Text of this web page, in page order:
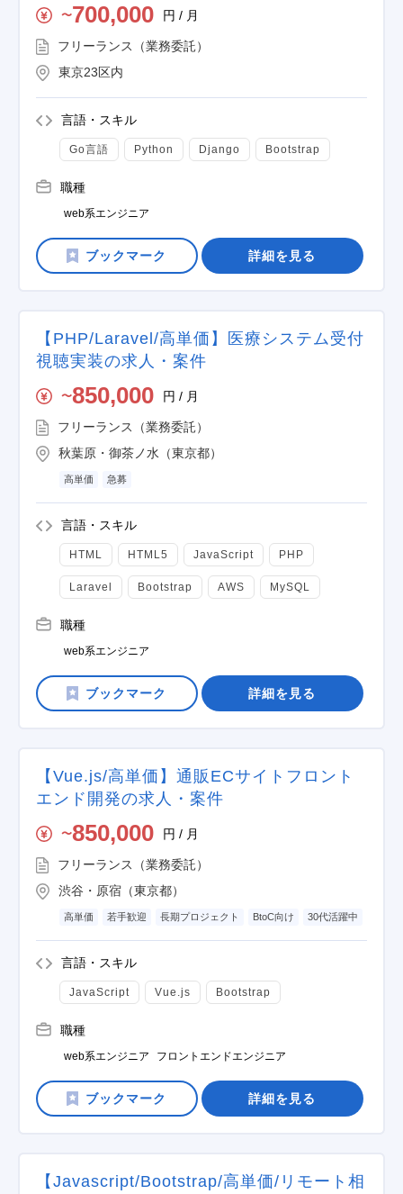
〜700,000 円 / 月
フリーランス（業務委託）
東京23区内
言語・スキル
Go言語 Python Django Bootstrap
職種
web系エンジニア
詳細を見る
【PHP/Laravel/高単価】医療システム受付
視聴実装の求人・案件
〜850,000 円 / 月
フリーランス（業務委託）
秋葉原・御茶ノ水（東京都）
高単価 急募
言語・スキル
HTML HTML5 JavaScript PHP
Laravel Bootstrap AWS MySQL
職種
web系エンジニア
詳細を見る
【Vue.js/高単価】通販ECサイトフロント
エンド開発の求人・案件
〜850,000 円 / 月
フリーランス（業務委託）
渋谷・原宿（東京都）
高単価 若手歓迎 長期プロジェクト BtoC向け 30代活躍中
言語・スキル
JavaScript Vue.js Bootstrap
職種
web系エンジニア フロントエンドエンジニア
詳細を見る
【Javascript/Bootstrap/高単価/リモート相